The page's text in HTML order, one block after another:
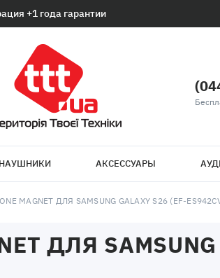
+1 года гарантии
НАУШНИКИ АКСЕССУАРЫ
MAGNET ДЛЯ SAMSUNG GALAXY S26 (EF-
ДЛЯ